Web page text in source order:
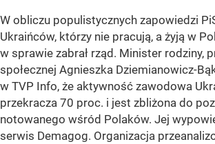
W obliczu populistycznych zapowiedzi
Ukraińców, którzy nie pracują, a żyją w
w sprawie zabrał rząd. Minister rodziny,
społecznej Agnieszka Dziemianowicz-
w TVP Info, że aktywność zawodowa
przekracza 70 proc. i jest zbliżona do
notowanego wśród Polaków. Jej
serwis Demagog. Organizacja